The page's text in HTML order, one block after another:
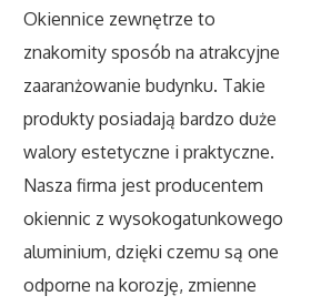
Ćwiczenia
Imprezy Integracyjne
Hobby
Okiennice zewnętrze to
znakomity sposób na atrakcyjne
zaaranżowanie budynku. Takie
produkty posiadają bardzo duże
walory estetyczne i praktyczne.
Nasza firma jest producentem
okiennic z wysokogatunkowego
aluminium, dzięki czemu są one
odporne na korozję, zmienne